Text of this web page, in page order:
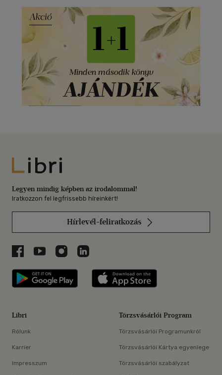
Libri
Legyen mindig képben az irodalommal!
Iratkozzon fel legfrissebb híreinkért!
Hírlevél-feliratkozás
Libri a Facebookon
Libri a Youtube-on
Libri az Instagramon
Libri a LinkedInen
Libri applikáció Szerezd meg: Google
Libri
Rólunk
Karrier
Impresszum
Törzsvásárlói Program
Törzsvásárlói Programunkról
Törzsvásárlói Kártya egyenlege
Törzsvásárlói szabályzat